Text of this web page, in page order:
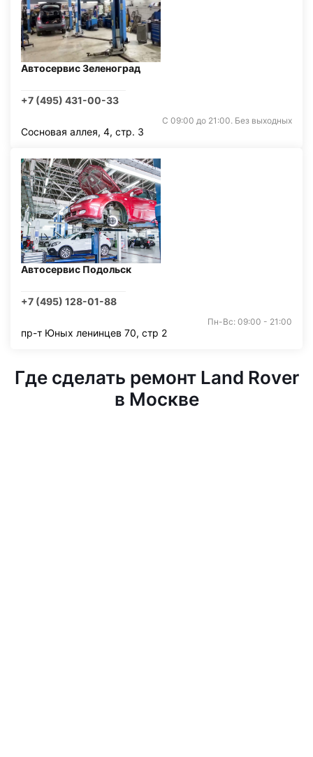
Автосервис Зеленоград
+7 (495) 431-00-33
С 09:00 до 21:00. Без выходных
Сосновая аллея, 4, стр. 3
Автосервис Подольск
+7 (495) 128-01-88
Пн-Вс: 09:00 - 21:00
пр-т Юных ленинцев 70, стр 2
Где сделать ремонт Land Rover
в Москве